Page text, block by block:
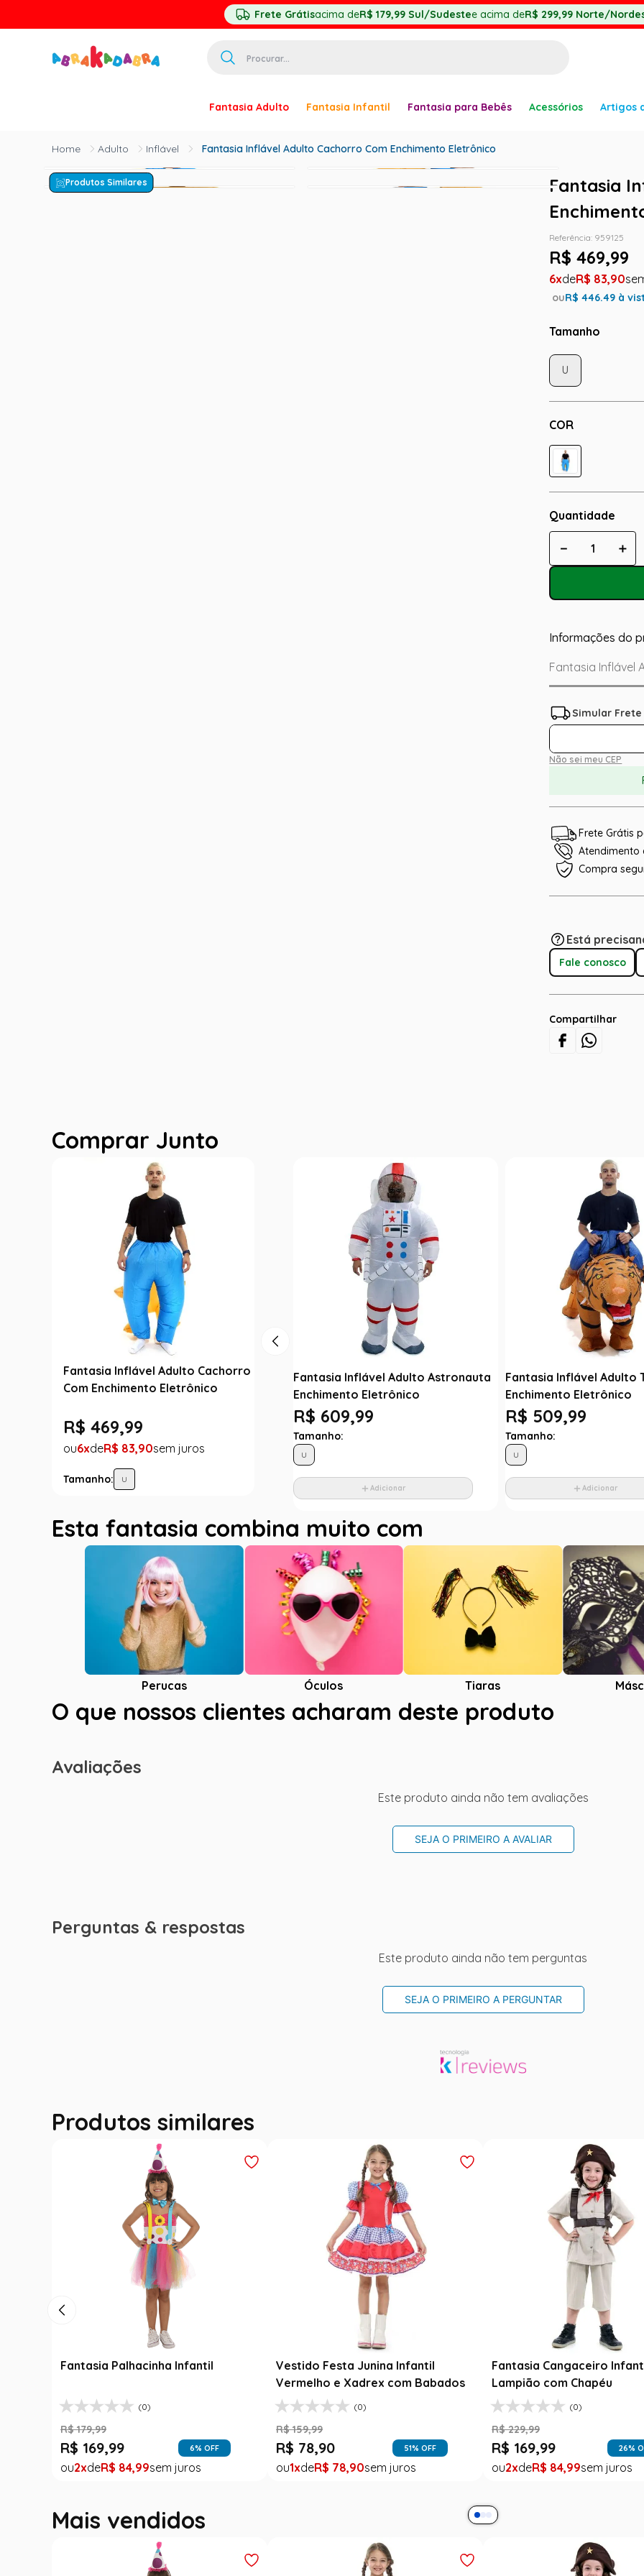
Frete Grátisacima deR$ 179,99 Sul/Sudestee acima deR$ 299,99 Norte/
Fantasia Adulto Fantasia Infantil Fantasia para Bebês Acessórios Artigos
Adulto Inflável Fantasia Inflável Adulto Cachorro Com Enchimento Eletrônico
Produtos Similares
Fantasia
Referência: 959125
R$ 469,99
6 R$ 83,90
ouR$446.49 à
Tamanho
COR
U
Quantidade
＋
－
Informações do
Fantasia Inflável
Não sei meu CEP
Frete Grátis
Atendimento
Compra
Está
Fale conosco
Compartilhar
Comprar Junto
Fantasia Inflável Adulto Cachorro
Com Enchimento Eletrônico
R$ 469,99
6 R$ 83,90
Tamanho: U
Fantasia Inflável Adulto Astronauta
Enchimento Eletrônico
R$ 609,99
Tamanho:
U
Adicionar
Fantasia Inflável Adulto
Enchimento Eletrônico
R$ 509,99
Tamanho:
U
Adicionar
Esta fantasia combina muito com
Perucas Óculos Tiaras
O que nossos clientes acharam deste produto
Avaliações
Este produto ainda não tem avaliações
SEJA O PRIMEIRO A AVALIAR
Perguntas & respostas
Este produto ainda não tem perguntas
SEJA O PRIMEIRO A PERGUNTAR
Produtos similares
Fantasia Palhacinha Infantil
(0)
R$ 179,99
R$ 169,99 6% OFF
2 R$ 84,99
Vestido Festa Junina Infantil
Vermelho e Xadrex com Babados
(0)
R$ 159,99
R$ 78,90 51% OFF
1 R$ 78,90
Fantasia Cangaceiro
Lampião com Chapéu
(0)
R$ 229,99
R$ 169,99 26%
2 R$ 84,99
Mais vendidos
2 º
princesa